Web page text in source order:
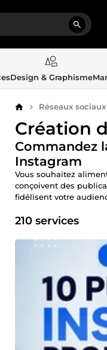
Design & Graphisme
AccueilRéseaux sociaux
Création
Commandez
Instagram
Vous souhaitez
conçoivent des
fidélisent votre
210 services